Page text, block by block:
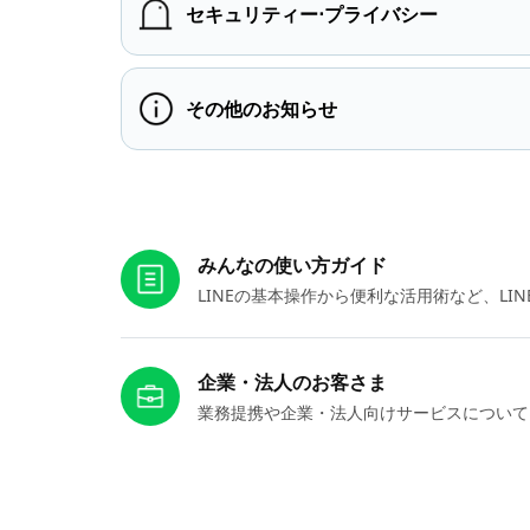
セキュリティー⋅プライバシー
その他のお知らせ
みんなの使い方ガイド
LINEの基本操作から便利な活用術など、
企業・法人のお客さま
業務提携や企業・法人向けサービスについ